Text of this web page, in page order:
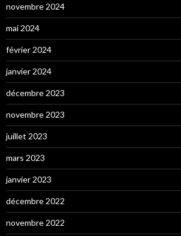
novembre 2024
mai 2024
février 2024
janvier 2024
décembre 2023
novembre 2023
juillet 2023
mars 2023
janvier 2023
décembre 2022
novembre 2022